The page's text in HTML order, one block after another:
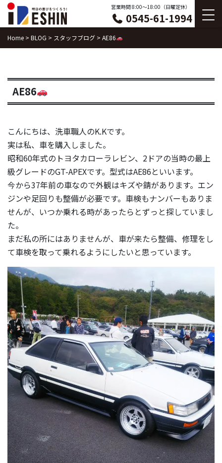
Skip
content
営業時間 8:00〜18:00（日曜定休）
0545-61-1994
Home > BLOG > スタッフブログ > AE86
AE86
こんにちは、洗車職人のK.Kです。
実は私、車を購入しました。
昭和60年式のトヨタカローラレビン、2ドアの当時の最上
級グレードのGT-APEXです。型式はAE86といいます。
今から37年前の車なので外観はキズや錆があります。エン
ジンや足回りも整備が必要です。車検もナンバーもありま
せんが、いつか乗れる時があったらとずっと探していまし
た。
まだ私の所にはありませんが、車が来たら整備、修理をし
て車検を取って乗れるようにしたいと思っています。